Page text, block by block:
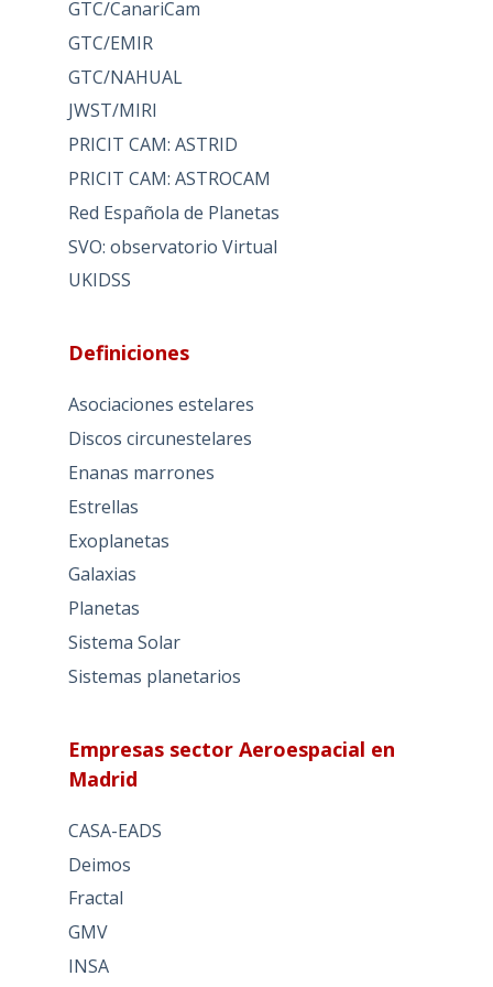
GTC/CanariCam
GTC/EMIR
GTC/NAHUAL
JWST/MIRI
PRICIT CAM: ASTRID
PRICIT CAM: ASTROCAM
Red Española de Planetas
SVO: observatorio Virtual
UKIDSS
Definiciones
Asociaciones estelares
Discos circunestelares
Enanas marrones
Estrellas
Exoplanetas
Galaxias
Planetas
Sistema Solar
Sistemas planetarios
Empresas sector Aeroespacial en
Madrid
CASA-EADS
Deimos
Fractal
GMV
INSA